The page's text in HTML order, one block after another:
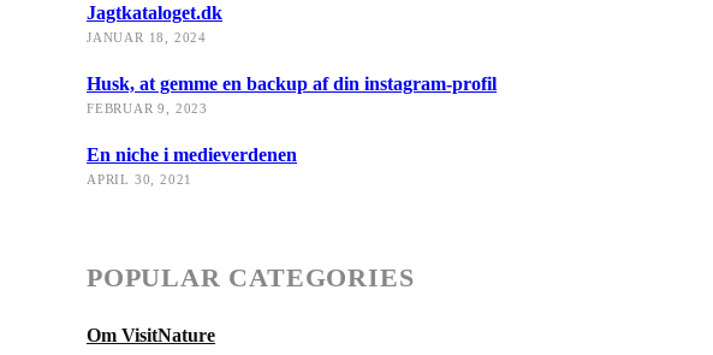
Jagtkataloget.dk
JANUAR 18, 2024
Husk, at gemme en backup af din instagram-profil
FEBRUAR 9, 2023
En niche i medieverdenen
APRIL 30, 2021
POPULAR CATEGORIES
Om VisitNature